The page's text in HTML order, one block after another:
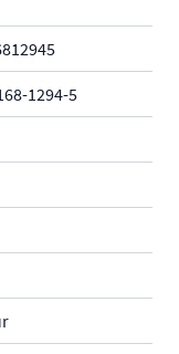
1294-5